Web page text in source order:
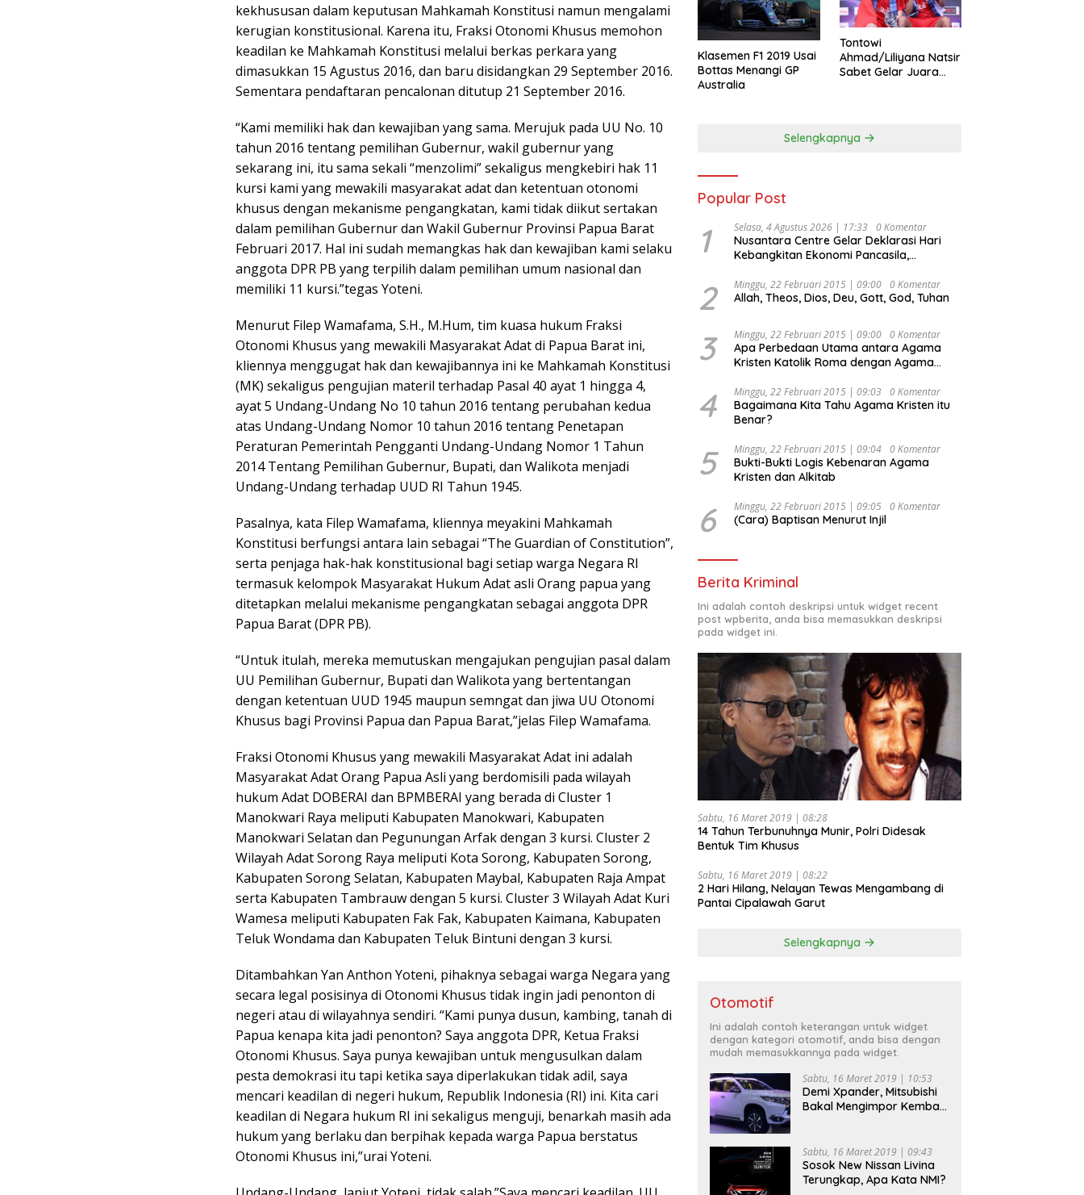
kekhususan dalam keputusan Mahkamah Konstitusi namun mengalami
kerugian konstitusional. Karena itu, Fraksi Otonomi Khusus memohon
keadilan ke Mahkamah Konstitusi melalui berkas perkara yang
dimasukkan 15 Agustus 2016, dan baru disidangkan 29 September 2016.
Sementara pendaftaran pencalonan ditutup 21 September 2016.
“Kami memiliki hak dan kewajiban yang sama. Merujuk pada UU No. 10
tahun 2016 tentang pemilihan Gubernur, wakil gubernur yang
sekarang ini, itu sama sekali “menzolimi” sekaligus mengkebiri hak 11
kursi kami yang mewakili masyarakat adat dan ketentuan otonomi
khusus dengan mekanisme pengangkatan, kami tidak diikut sertakan
dalam pemilihan Gubernur dan Wakil Gubernur Provinsi Papua Barat
Februari 2017. Hal ini sudah memangkas hak dan kewajiban kami selaku
anggota DPR PB yang terpilih dalam pemilihan umum nasional dan
memiliki 11 kursi.”tegas Yoteni.
Menurut Filep Wamafama, S.H., M.Hum, tim kuasa hukum Fraksi
Otonomi Khusus yang mewakili Masyarakat Adat di Papua Barat ini,
kliennya menggugat hak dan kewajibannya ini ke Mahkamah Konstitusi
(MK) sekaligus pengujian materil terhadap Pasal 40 ayat 1 hingga 4,
ayat 5 Undang-Undang No 10 tahun 2016 tentang perubahan kedua
atas Undang-Undang Nomor 10 tahun 2016 tentang Penetapan
Peraturan Pemerintah Pengganti Undang-Undang Nomor 1 Tahun
2014 Tentang Pemilihan Gubernur, Bupati, dan Walikota menjadi
Undang-Undang terhadap UUD RI Tahun 1945.
Pasalnya, kata Filep Wamafama, kliennya meyakini Mahkamah
Konstitusi berfungsi antara lain sebagai “The Guardian of Constitution”,
serta penjaga hak-hak konstitusional bagi setiap warga Negara RI
termasuk kelompok Masyarakat Hukum Adat asli Orang papua yang
ditetapkan melalui mekanisme pengangkatan sebagai anggota DPR
Papua Barat (DPR PB).
“Untuk itulah, mereka memutuskan mengajukan pengujian pasal dalam
UU Pemilihan Gubernur, Bupati dan Walikota yang bertentangan
dengan ketentuan UUD 1945 maupun semngat dan jiwa UU Otonomi
Khusus bagi Provinsi Papua dan Papua Barat,”jelas Filep Wamafama.
Fraksi Otonomi Khusus yang mewakili Masyarakat Adat ini adalah
Masyarakat Adat Orang Papua Asli yang berdomisili pada wilayah
hukum Adat DOBERAI dan BPMBERAI yang berada di Cluster 1
Manokwari Raya meliputi Kabupaten Manokwari, Kabupaten
Manokwari Selatan dan Pegunungan Arfak dengan 3 kursi. Cluster 2
Wilayah Adat Sorong Raya meliputi Kota Sorong, Kabupaten Sorong,
Kabupaten Sorong Selatan, Kabupaten Maybal, Kabupaten Raja Ampat
serta Kabupaten Tambrauw dengan 5 kursi. Cluster 3 Wilayah Adat Kuri
Wamesa meliputi Kabupaten Fak Fak, Kabupaten Kaimana, Kabupaten
Teluk Wondama dan Kabupaten Teluk Bintuni dengan 3 kursi.
Ditambahkan Yan Anthon Yoteni, pihaknya sebagai warga Negara yang
secara legal posisinya di Otonomi Khusus tidak ingin jadi penonton di
negeri atau di wilayahnya sendiri. “Kami punya dusun, kambing, tanah di
Papua kenapa kita jadi penonton? Saya anggota DPR, Ketua Fraksi
Otonomi Khusus. Saya punya kewajiban untuk mengusulkan dalam
pesta demokrasi itu tapi ketika saya diperlakukan tidak adil, saya
mencari keadilan di negeri hukum, Republik Indonesia (RI) ini. Kita cari
keadilan di Negara hukum RI ini sekaligus menguji, benarkah masih ada
hukum yang berlaku dan berpihak kepada warga Papua berstatus
Otonomi Khusus ini,”urai Yoteni.
Klasemen F1 2019 Usai
Bottas Menangi GP
Australia
Tontowi
Ahmad/Liliyana Natsir
Sabet Gelar Juara
Selengkapnya
Popular Post
1 Selasa, 4 Agustus 2026 | 17:33 0 Komentar
Nusantara Centre Gelar Deklarasi Hari
Kebangkitan Ekonomi Pancasila,
Djojohadikusumo Anti Penjajahan
(Pergolakan Ekonomi Politik Indonesia) &
Undang Perekonomian Nasional dan
Kesejahteraan Sosial dalam Menata
Bangsa Menuju Indonesia Emas 2045”,
2 Minggu, 22 Februari 2015 | 09:00 0 Komentar
Allah, Theos, Dios, Deu, Gott, God, Tuhan
3 Minggu, 22 Februari 2015 | 09:00 0 Komentar
Apa Perbedaan Utama antara Agama
Kristen Katolik Roma dengan Agama
4 Minggu, 22 Februari 2015 | 09:03 0 Komentar
Bagaimana Kita Tahu Agama Kristen itu
Benar?
5 Minggu, 22 Februari 2015 | 09:04 0 Komentar
Bukti-Bukti Logis Kebenaran Agama
Kristen dan Alkitab
6 Minggu, 22 Februari 2015 | 09:05 0 Komentar
(Cara) Baptisan Menurut Injil
Berita Kriminal
Ini adalah contoh deskripsi untuk widget recent
post wpberita, anda bisa memasukkan deskripsi
pada widget ini.
Sabtu, 16 Maret 2019 | 08:28
14 Tahun Terbunuhnya Munir, Polri Didesak
Bentuk Tim Khusus
Sabtu, 16 Maret 2019 | 08:22
2 Hari Hilang, Nelayan Tewas Mengambang di
Pantai Cipalawah Garut
Selengkapnya
Otomotif
Ini adalah contoh keterangan untuk widget
dengan kategori otomotif, anda bisa dengan
mudah memasukkannya pada widget.
Sabtu, 16 Maret 2019 | 10:53
Demi Xpander, Mitsubishi
Bakal Mengimpor Kembali
Sabtu, 16 Maret 2019 | 09:43
Sosok New Nissan Livina
Terungkap, Apa Kata NMI?